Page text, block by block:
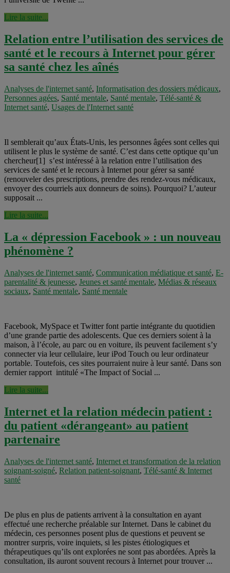
Lire la suite...
Relation entre l’utilisation des services de
santé et le recours à Internet pour gérer
sa santé chez les aînés
Analyses de l'internet santé, Informatisation des dossiers médicaux,
Personnes agées, Santé mentale, Santé mentale, Télé-santé &
Internet santé, Usages de l'Internet santé
Il semblerait qu’aux États-Unis, les personnes âgées sont celles qui
utilisent le plus le système de santé. C’est dans cette optique qu’un
chercheur[1] s’est intéressé à la relation entre l’utilisation des
services de santé et le recours à Internet pour gérer sa santé
(renouveler des prescriptions, prendre des rendez-vous médicaux,
envoyer des courriels aux donneurs de soins). Pourquoi? L’auteur
supposait ...
Lire la suite...
La « dépression Facebook » : un nouveau
phénomène ?
Analyses de l'internet santé, Communication médiatique et santé, E-
parentalité & jeunesse, Jeunes et santé mentale, Médias & réseaux
sociaux, Santé mentale, Santé mentale
Facebook, MySpace et Twitter font partie intégrante du quotidien
d’une grande partie des adolescents. Que ces derniers soient à la
maison, à l’école, au parc ou en voiture, ils peuvent facilement s’y
connecter via leur cellulaire, leur iPod Touch ou leur ordinateur
portable. Toutefois, ces sites pourraient nuire à leur santé. Dans son
dernier rapport intitulé «The Impact of Social ...
Lire la suite...
Internet et la relation médecin patient :
du patient «dérangeant» au patient
partenaire
Analyses de l'internet santé, Internet et transformation de la relation
soignant-soigné, Relation patient-soignant, Télé-santé & Internet
santé
De plus en plus de patients arrivent à la consultation en ayant
effectué une recherche préalable sur Internet. Dans le cabinet du
médecin, ces personnes posent plus de questions et peuvent se
montrer surpris, voire inquiets, si les pistes étiologiques et
thérapeutiques qu’ils ont explorées ne sont pas abordées. Après la
consultation, ils auront souvent recours à Internet pour trouver ...